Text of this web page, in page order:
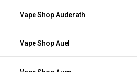
Vape Shop Auderath
Vape Shop Auel